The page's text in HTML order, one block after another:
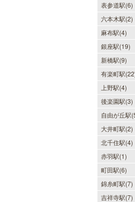
表参道駅(6)
六本木駅(2)
麻布駅(4)
銀座駅(19)
新橋駅(9)
有楽町駅
上野駅(4)
後楽園駅(3)
自由が丘駅
大井町駅(2)
北千住駅(4)
赤羽駅(1)
町田駅(6)
錦糸町駅(7)
吉祥寺駅(7)